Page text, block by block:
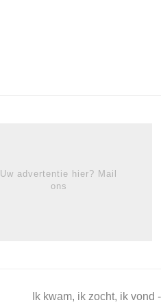
Uw advertentie hier? Mail
ons
Ik kwam, ik zocht, ik vond